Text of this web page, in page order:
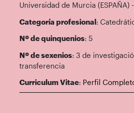
Universidad de Murcia (ESPAÑA)
Categoría profesional:
Nº de quinquenios: 5
Nº de sexenios: 3 de
transferencia
Curriculum Vitae: Perfil